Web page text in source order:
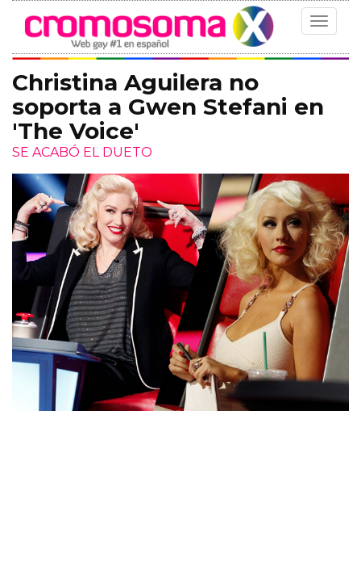
Toggle
Christina Aguilera no
soporta a Gwen Stefani en
'The Voice'
SE ACABÓ EL DUETO